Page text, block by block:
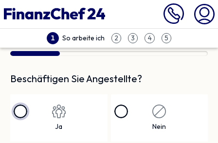
1 So arbeite ich 2 3 4 5
Beschäftigen Sie Angestellte?
Ja Nein